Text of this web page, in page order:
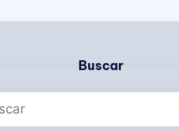
Buscar